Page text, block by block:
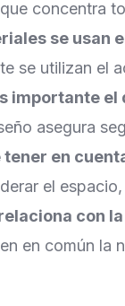
concentra
se usan
se utilizan el
importante el
asegura
tener en
el
con
en común la